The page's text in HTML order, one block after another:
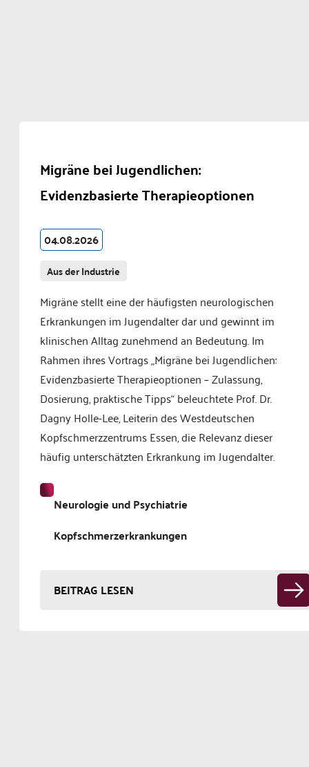
Migräne bei Jugendlichen:
Evidenzbasierte Therapieoptionen
04.08.2026
Aus der Industrie
Migräne stellt eine der häufigsten neurologischen
Erkrankungen im Jugendalter dar und gewinnt im
klinischen Alltag zunehmend an Bedeutung. Im
Rahmen ihres Vortrags „Migräne bei Jugendlichen:
Evidenzbasierte Therapieoptionen – Zulassung,
Dosierung, praktische Tipps“ beleuchtete Prof. Dr.
Dagny Holle-Lee, Leiterin des Westdeutschen
Kopfschmerzzentrums Essen, die Relevanz dieser
häufig unterschätzten Erkrankung im Jugendalter.
Neurologie und Psychiatrie
Kopfschmerzerkrankungen
BEITRAG LESEN